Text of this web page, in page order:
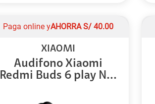
Paga online yAHORRA S/ 40.00
XIAOMI
Audifono Xiaomi
Redmi Buds 6 play N...